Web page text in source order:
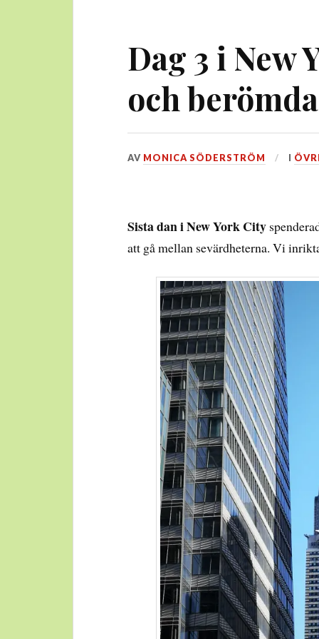
Dag 3 i New
och
DEN
AV MONICA SÖDERSTRÖM I
Sista dan i New York City
att gå mellan sevärdheterna. Vi